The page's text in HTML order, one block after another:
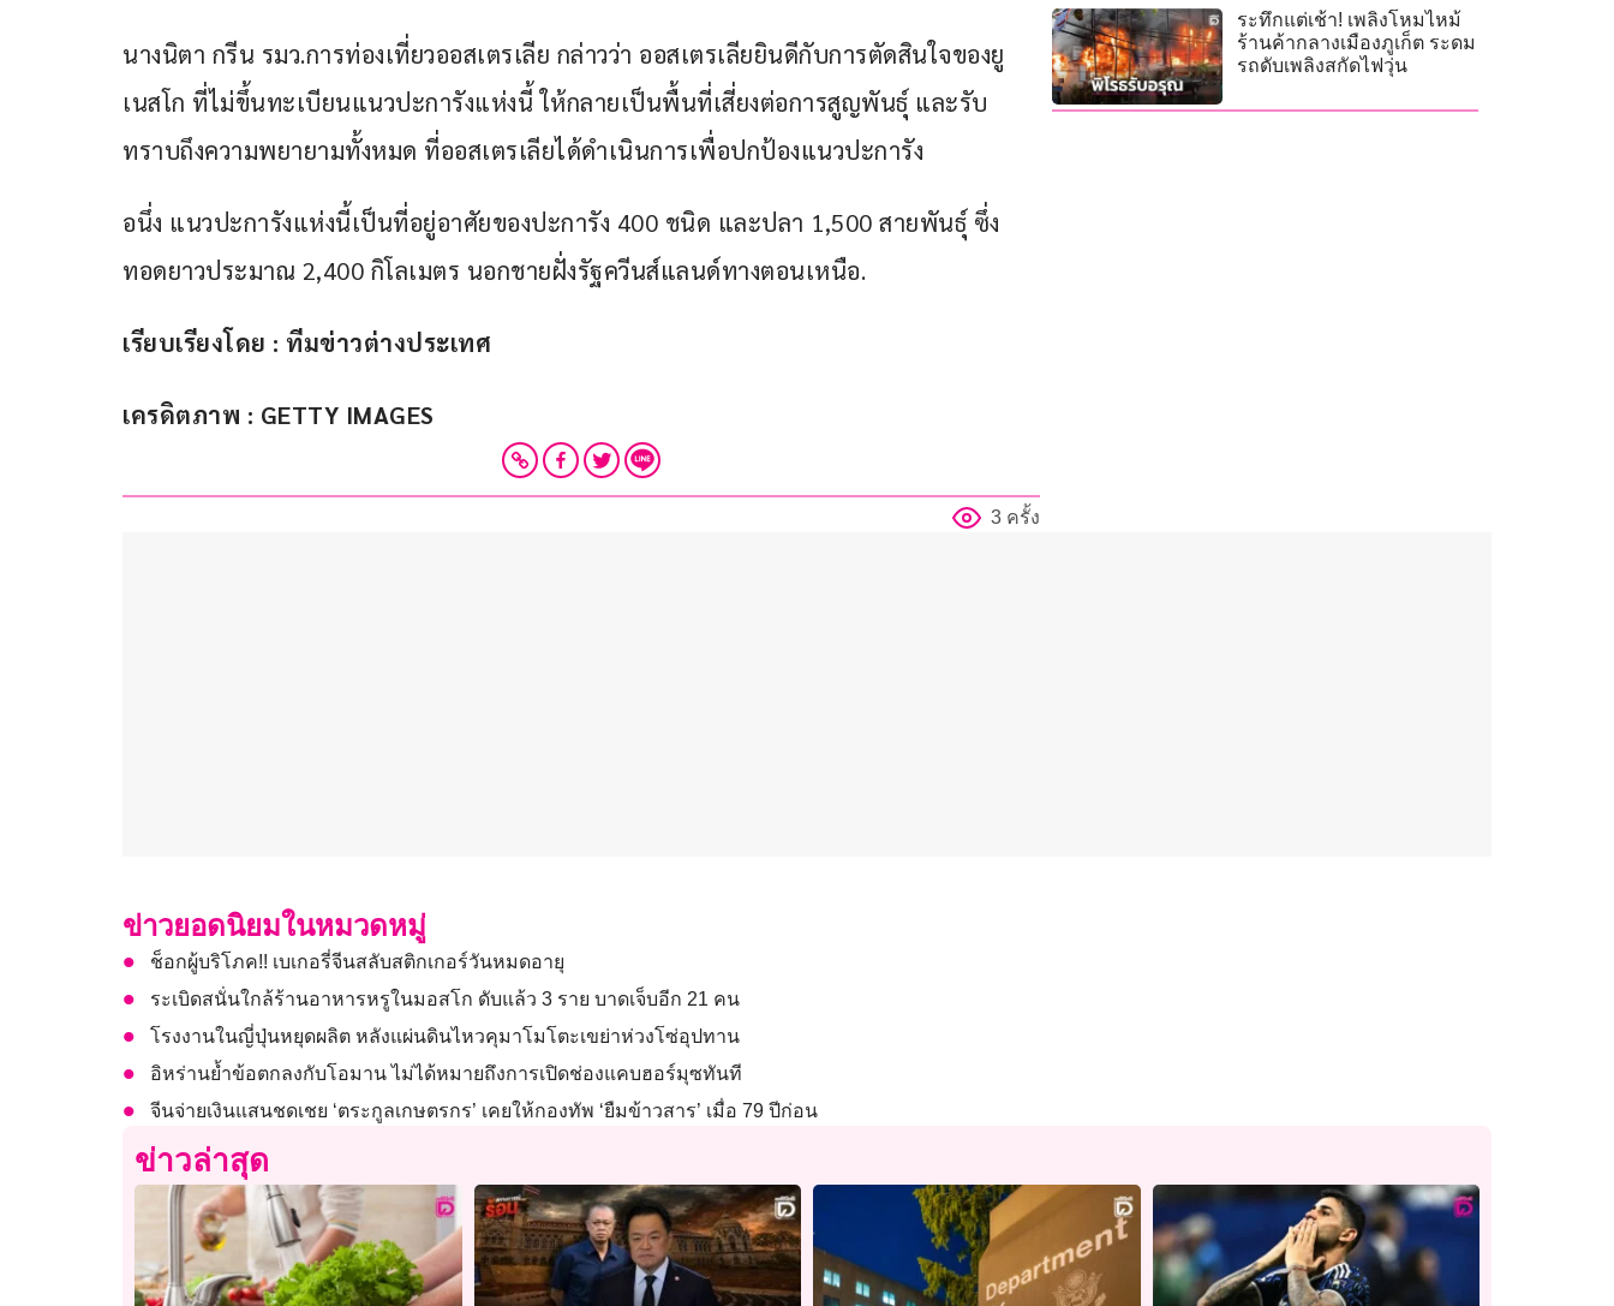
นางนิตา กรีน รมว.การท่องเที่ยวออสเตรเลีย กล่าวว่า ออสเตรเลียยินดีกับการตัดสินใจของยู
เนสโก ที่ไม่ขึ้นทะเบียนแนวปะการังแห่งนี้ ให้กลายเป็นพื้นที่เสี่ยงต่อการสูญพันธุ์ และรับ
ทราบถึงความพยายามทั้งหมด ที่ออสเตรเลียได้ดำเนินการเพื่อปกป้องแนวปะการัง
อนึ่ง แนวปะการังแห่งนี้เป็นที่อยู่อาศัยของปะการัง 400 ชนิด และปลา 1,500 สายพันธุ์ ซึ่ง
ทอดยาวประมาณ 2,400 กิโลเมตร นอกชายฝั่งรัฐควีนส์แลนด์ทางตอนเหนือ.
เรียบเรียงโดย : ทีมข่าวต่างประเทศ
เครดิตภาพ : GETTY IMAGES
3 ครั้ง
ระทึกแต่เช้า! เพลิงโหมไหม้
ร้านค้ากลางเมืองภูเก็ต ระดม
รถดับเพลิงสกัดไฟวุ่น
ข่าวยอดนิยมในหมวดหมู่
ช็อกผู้บริโภค!! เบเกอรี่จีนสลับสติกเกอร์วันหมดอายุ
ระเบิดสนั่นใกล้ร้านอาหารหรูในมอสโก ดับแล้ว 3 ราย บาดเจ็บอีก 21 คน
โรงงานในญี่ปุ่นหยุดผลิต หลังแผ่นดินไหวคุมาโมโตะเขย่าห่วงโซ่อุปทาน
อิหร่านย้ำข้อตกลงกับโอมาน ไม่ได้หมายถึงการเปิดช่องแคบฮอร์มุซทันที
จีนจ่ายเงินแสนชดเชย ‘ตระกูลเกษตรกร’ เคยให้กองทัพ ‘ยืมข้าวสาร’ เมื่อ 79 ปีก่อน
ข่าวล่าสุด